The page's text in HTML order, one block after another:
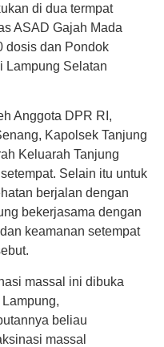
di dua termpat
ASAD Gajah Mada
dosis dan Pondok
Lampung Selatan
Anggota DPR RI,
Kapolsek Tanjung
Keluarah Tanjung
Selain itu untuk
berjalan dengan
bekerjasama dengan
keamanan setempat
massal ini dibuka
beliau
massal